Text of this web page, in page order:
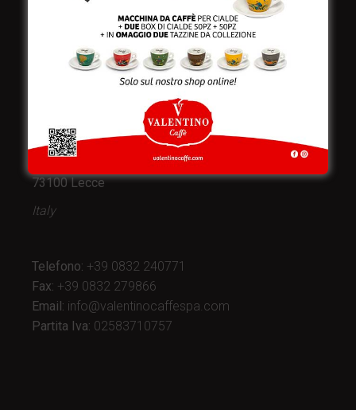
Valentino Caffè Spa
Viale Croazia 8 (Z.I.)
73100 Lecce
Italy
Telefono: +39 0832 240771
Fax: +39 0832 279866
Email: info@valentinocaffespa.com
Partita Iva: 02583710757